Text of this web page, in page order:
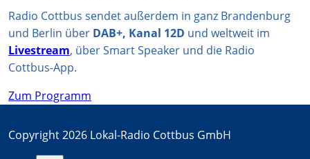
Radio Cottbus sendet außerdem in ganz Brandenburg
und Berlin über DAB+, Kanal 12D und weltweit im
Livestream, über Smart Speaker und die Radio
Cottbus-App.
Zum Programm
Copyright 2026 Lokal-Radio Cottbus GmbH